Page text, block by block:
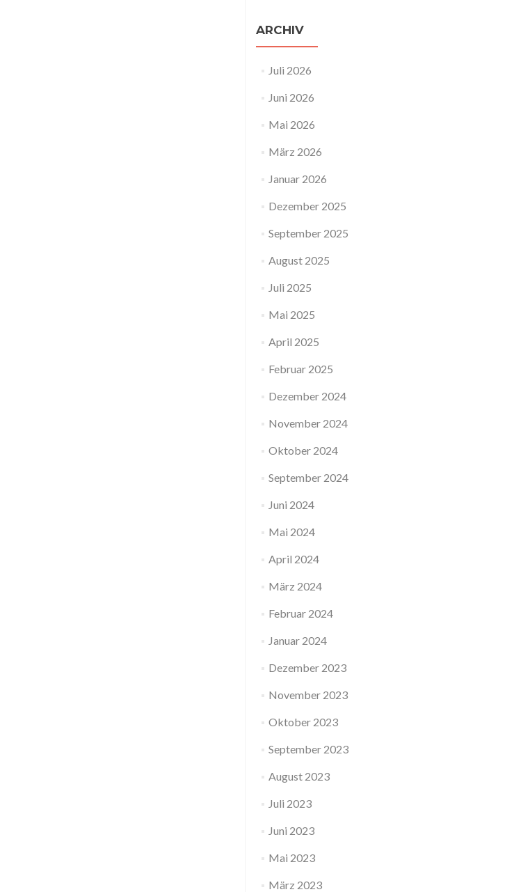
ARCHIV
Juli 2026
Juni 2026
Mai 2026
März 2026
Januar 2026
Dezember 2025
September 2025
August 2025
Juli 2025
Mai 2025
April 2025
Februar 2025
Dezember 2024
November 2024
Oktober 2024
September 2024
Juni 2024
Mai 2024
April 2024
März 2024
Februar 2024
Januar 2024
Dezember 2023
November 2023
Oktober 2023
September 2023
August 2023
Juli 2023
Juni 2023
Mai 2023
März 2023